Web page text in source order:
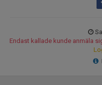
Endast kallade kunde anmäla